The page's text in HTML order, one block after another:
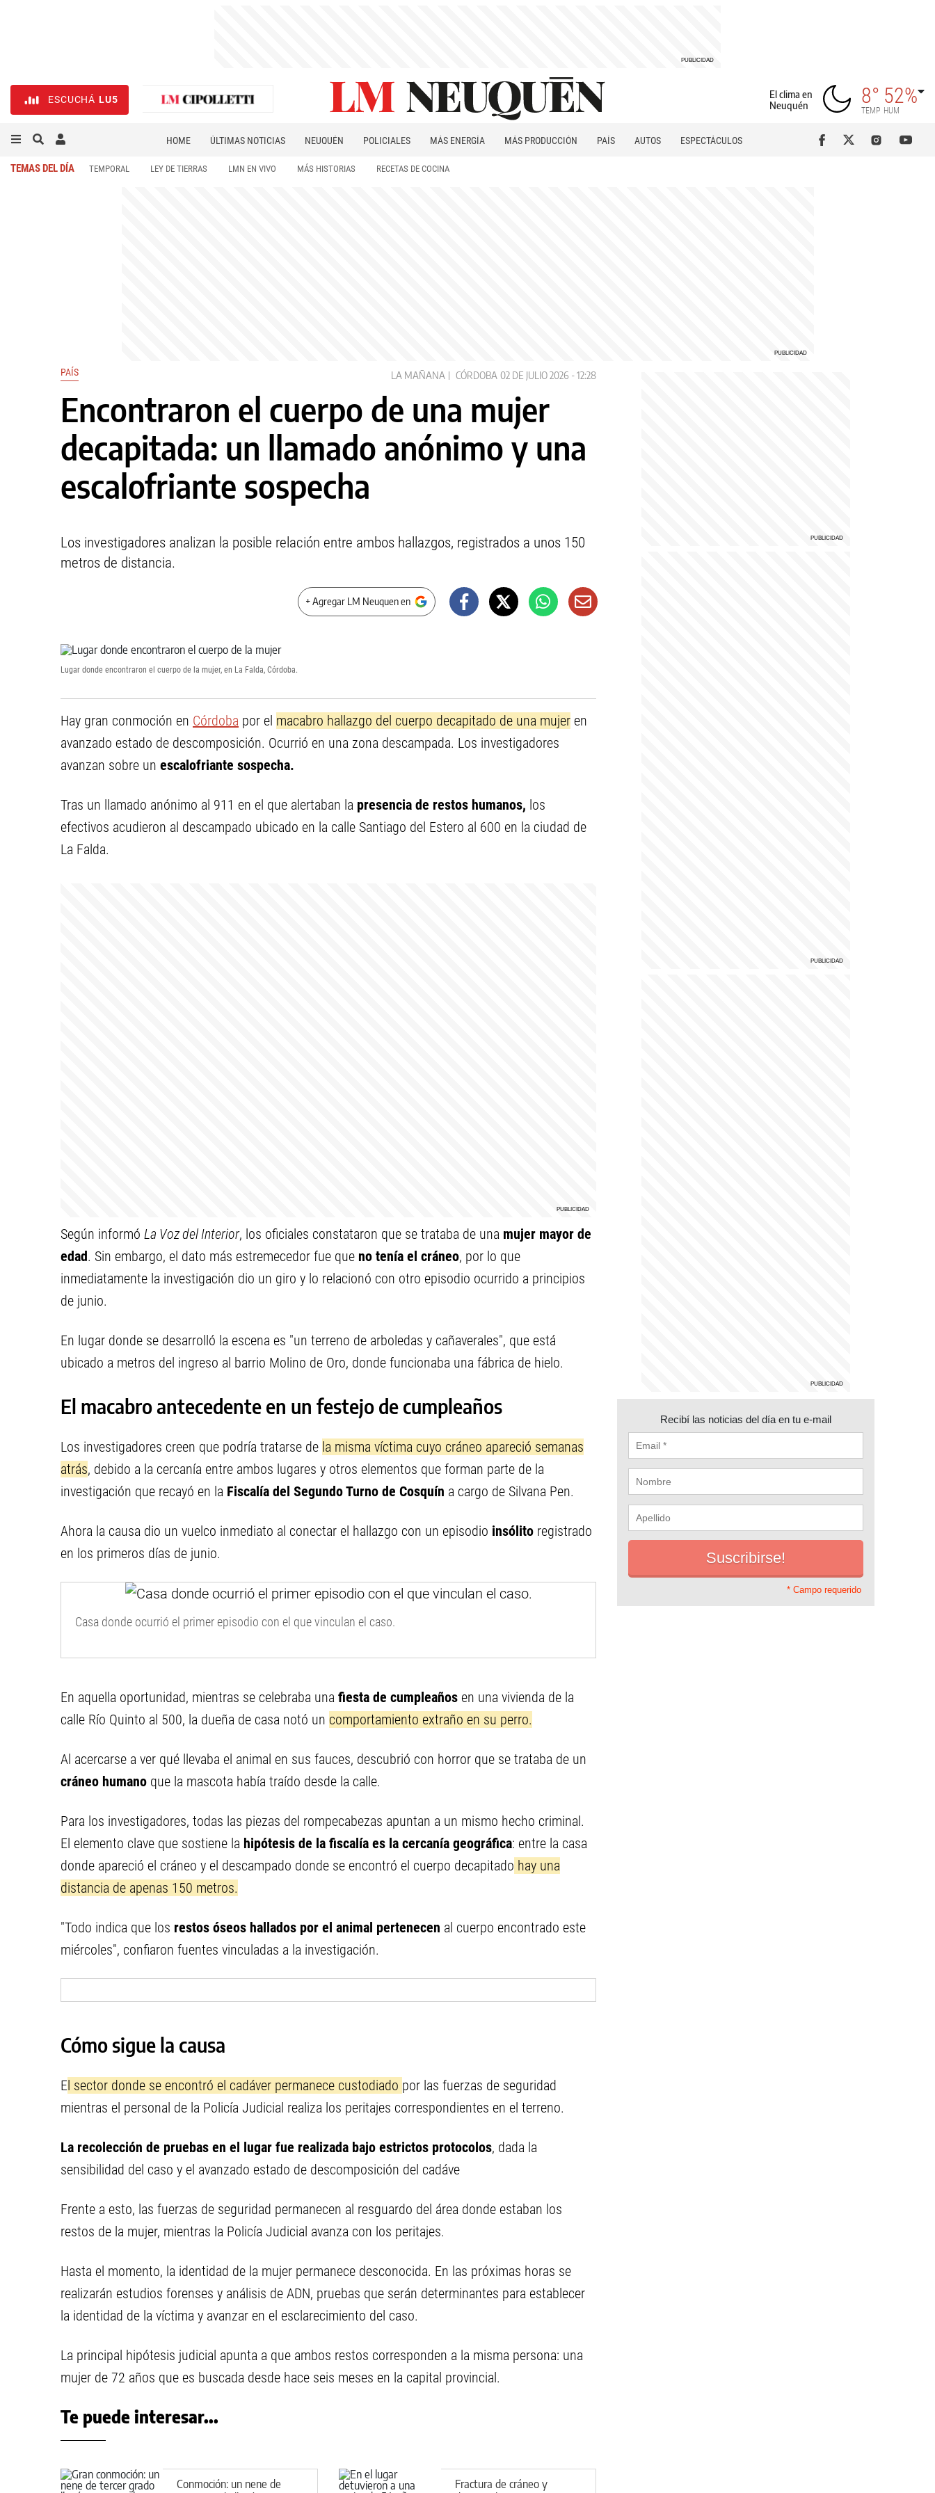
ESCUCHÁ LU5
El clima en
Neuquén
8°
TEMP
52%
HUM
HOME ÚLTIMAS NOTICIAS NEUQUÉN POLICIALES MÁS ENERGÍA MÁS PRODUCCIÓN PAÍS AUTOS
ESPECTÁCULOS
TEMAS DEL DÍA TEMPORAL LEY DE TIERRAS LMN EN VIVO MÁS HISTORIAS RECETAS DE COCINA
PAÍS LA MAÑANA CÓRDOBA 02 DE JULIO 2026 - 12:28
Encontraron el cuerpo de una mujer
decapitada: un llamado anónimo y una
escalofriante sospecha
Los investigadores analizan la posible relación entre ambos hallazgos, registrados a unos 150
metros de distancia.
+ Agregar LM Neuquen en
Lugar donde encontraron el cuerpo de la mujer, en La Falda, Córdoba.
Hay gran conmoción en Córdoba por el macabro hallazgo del cuerpo decapitado de una mujer en
avanzado estado de descomposición. Ocurrió en una zona descampada. Los investigadores
avanzan sobre un escalofriante sospecha.
Tras un llamado anónimo al 911 en el que alertaban la presencia de restos humanos, los
efectivos acudieron al descampado ubicado en la calle Santiago del Estero al 600 en la ciudad de
La Falda.
Según informó La Voz del Interior, los oficiales constataron que se trataba de una mujer mayor de
edad. Sin embargo, el dato más estremecedor fue que no tenía el cráneo, por lo que
inmediatamente la investigación dio un giro y lo relacionó con otro episodio ocurrido a principios
de junio.
En lugar donde se desarrolló la escena es "un terreno de arboledas y cañaverales", que está
ubicado a metros del ingreso al barrio Molino de Oro, donde funcionaba una fábrica de hielo.
El macabro antecedente en un festejo de cumpleaños
Los investigadores creen que podría tratarse de la misma víctima cuyo cráneo apareció semanas
atrás, debido a la cercanía entre ambos lugares y otros elementos que forman parte de la
investigación que recayó en la Fiscalía del Segundo Turno de Cosquín a cargo de Silvana Pen.
Ahora la causa dio un vuelco inmediato al conectar el hallazgo con un episodio insólito registrado
en los primeros días de junio.
Casa donde ocurrió el primer episodio con el que vinculan el caso.
En aquella oportunidad, mientras se celebraba una fiesta de cumpleaños en una vivienda de la
calle Río Quinto al 500, la dueña de casa notó un comportamiento extraño en su perro.
Al acercarse a ver qué llevaba el animal en sus fauces, descubrió con horror que se trataba de un
cráneo humano que la mascota había traído desde la calle.
Para los investigadores, todas las piezas del rompecabezas apuntan a un mismo hecho criminal.
El elemento clave que sostiene la hipótesis de la fiscalía es la cercanía geográfica: entre la casa
donde apareció el cráneo y el descampado donde se encontró el cuerpo decapitado hay una
distancia de apenas 150 metros.
"Todo indica que los restos óseos hallados por el animal pertenecen al cuerpo encontrado este
miércoles", confiaron fuentes vinculadas a la investigación.
Cómo sigue la causa
El sector donde se encontró el cadáver permanece custodiado por las fuerzas de seguridad
mientras el personal de la Policía Judicial realiza los peritajes correspondientes en el terreno.
La recolección de pruebas en el lugar fue realizada bajo estrictos protocolos, dada la
sensibilidad del caso y el avanzado estado de descomposición del cadáve
Frente a esto, las fuerzas de seguridad permanecen al resguardo del área donde estaban los
restos de la mujer, mientras la Policía Judicial avanza con los peritajes.
Hasta el momento, la identidad de la mujer permanece desconocida. En las próximas horas se
realizarán estudios forenses y análisis de ADN, pruebas que serán determinantes para establecer
la identidad de la víctima y avanzar en el esclarecimiento del caso.
La principal hipótesis judicial apunta a que ambos restos corresponden a la misma persona: una
mujer de 72 años que es buscada desde hace seis meses en la capital provincial.
Te puede interesar...
Conmoción: un nene de
Fractura de cráneo y
Recibí las noticias del día en tu e-mail
* Campo requerido